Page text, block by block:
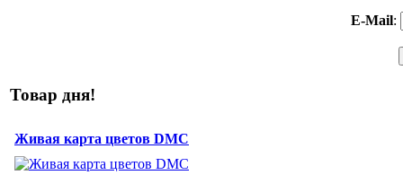
E-Mail:
Товар дня!
Живая карта цветов DMC